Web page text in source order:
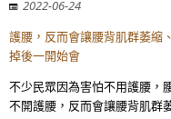
2022-06-24
護腰，反而會讓腰背肌群萎縮
掉後一開始會
不少民眾因為害怕不用護腰，
不開護腰，反而會讓腰背肌群